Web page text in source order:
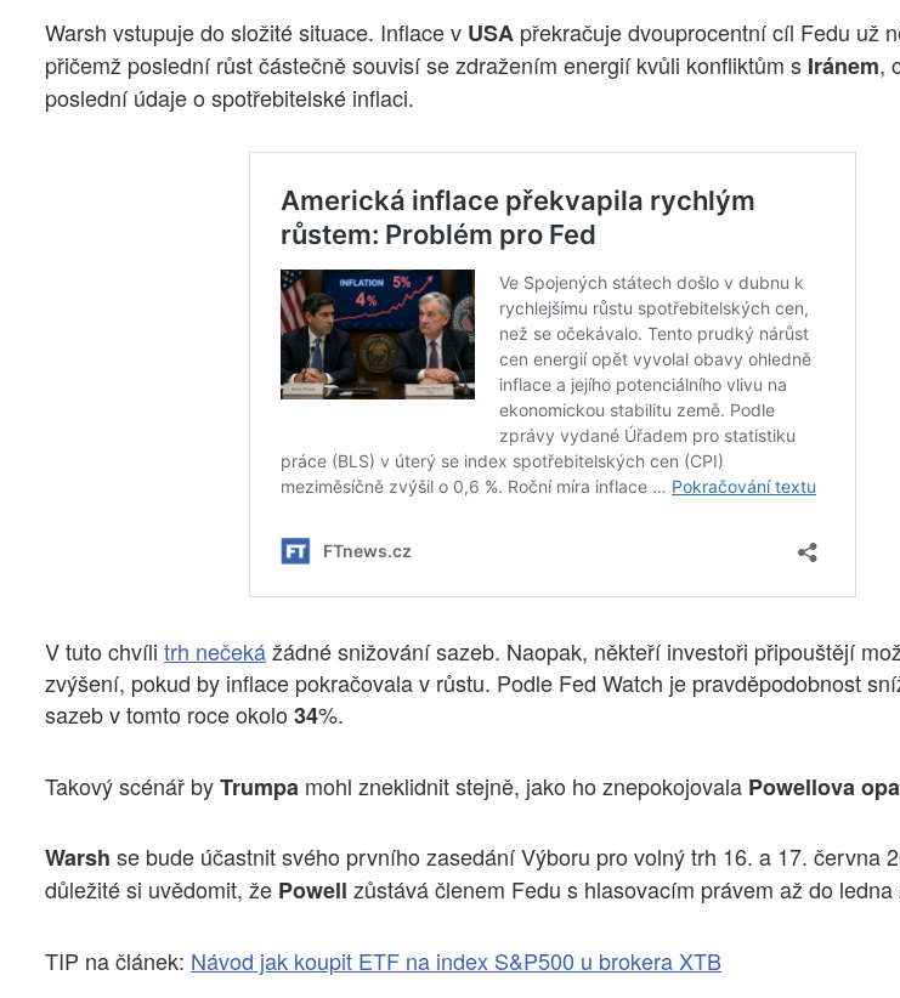
Warsh vstupuje do složité situace. Inflace v USA překračuje dvouprocentní cíl Fedu už
přičemž poslední růst částečně souvisí se zdražením energií kvůli konfliktům s Iránem,
poslední údaje o spotřebitelské inflaci.
V tuto chvíli trh nečekážádné snižování sazeb. Naopak, někteří investoři připouštějí
zvýšení, pokud by inflace pokračovala v růstu. Podle Fed Watch je pravděpodobnost
sazeb v tomto roce okolo 34%.
Takový scénář byTrumpa mohl zneklidnit stejně, jako ho znepokojovala Powellova
Warsh se bude účastnit svého prvního zasedání Výboru pro volný trh 16. a 17. června
důležité si uvědomit, že Powell zůstává členem Fedu s hlasovacím právem až do ledna
TIP na článek: Návod jak koupit ETF na index S&P500 u brokera XTB